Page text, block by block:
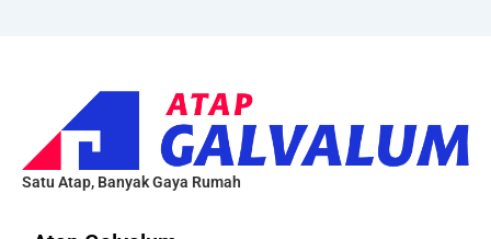
Satu Atap, Banyak Gaya Rumah